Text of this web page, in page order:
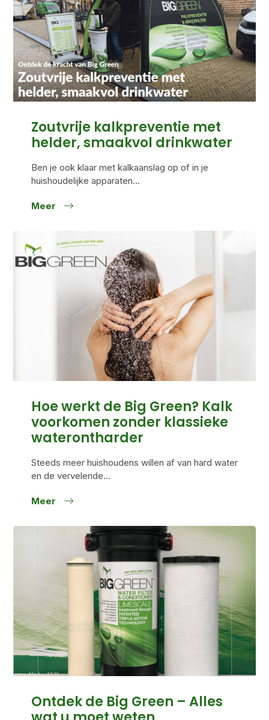
Zoutvrije kalkpreventie met
helder, smaakvol drinkwater
Ben je ook klaar met kalkaanslag op of in je
huishoudelijke apparaten...
Meer
Hoe werkt de Big Green? Kalk
voorkomen zonder klassieke
waterontharder
Steeds meer huishoudens willen af van hard water
en de vervelende...
Meer
Ontdek de Big Green – Alles